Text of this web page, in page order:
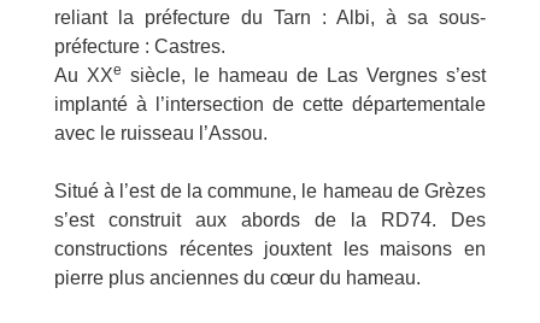
reliant la préfecture du Tarn : Albi, à sa sous-
préfecture : Castres.
Au XXe siècle, le hameau de Las Vergnes s’est
implanté à l’intersection de cette départementale
avec le ruisseau l’Assou.
Situé à l’est de la commune, le hameau de Grèzes
s’est construit aux abords de la RD74. Des
constructions récentes jouxtent les maisons en
pierre plus anciennes du cœur du hameau.